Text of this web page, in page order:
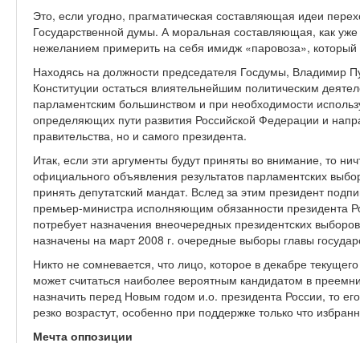
Это, если угодно, прагматическая составляющая идеи
Государственной думы. А моральная составляющая, как
нежеланием примерить на себя имидж «паровоза», который
Находясь на должности председателя Госдумы, Владимир
Конституции остаться влиятельнейшим политическим
парламентским большинством и при необходимости
определяющих пути развития Российской Федерации и
правительства, но и самого президента.
Итак, если эти аргументы будут приняты во внимание, то
официального объявления результатов парламентских
принять депутатский мандат. Вслед за этим президент
премьер-министра исполняющим обязанности президента
потребует назначения внеочередных президентских
назначены на март 2008 г. очередные выборы главы
Никто не сомневается, что лицо, которое в декабре
может считаться наиболее вероятным кандидатом в
назначить перед Новым годом и.о. президента России, то
резко возрастут, особенно при поддержке только что
Мечта оппозиции